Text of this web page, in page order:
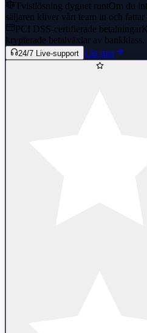
Tvistlösning dygnet runtOm du
säljaren kliver vårt team in och fattar
PCI DSS-certifierade betalningar
krypterade betalväxlar av bankklass.
24/7 Live-support Läs mer